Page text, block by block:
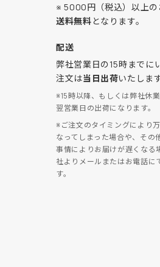
※ 5000円（税込）以上の
送料無料となります。
配送
弊社営業日の15時までに
注文は当日出荷いたします
※15時以降、もしくは弊社休業
翌営業日の出荷になります。
※ご注文のタイミングにより
なってしまった場合や、その
事情によりお届けが遅くなる
社よりメールまたはお電話に
す。